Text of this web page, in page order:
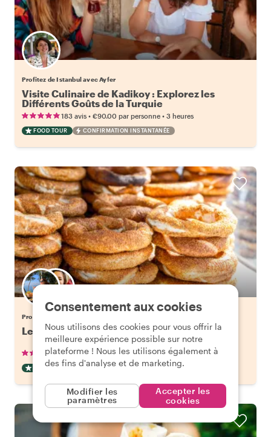
Profitez de Istanbul avec Ayfer
Visite Culinaire de Kadikoy : Explorez les
Différents Goûts de la Turquie
183 avis • €90.00 par personne • 3 heures
FOOD TOUR CONFIRMATION INSTANTANÉE
Profitez de Izmir avec l'hôte votre choix
Les 10 dégustations d'Izmir
401 avis• €60.30 par personne• 3 heures
FOOD TOUR CONFIRMATION INSTANTANÉE
Consentement aux cookies
Nous utilisons des cookies pour vous offrir la
meilleure expérience possible sur notre
plateforme ! Nous les utilisons également à
des fins d'analyse et de marketing.
Modifier les
paramètres
Accepter les
cookies